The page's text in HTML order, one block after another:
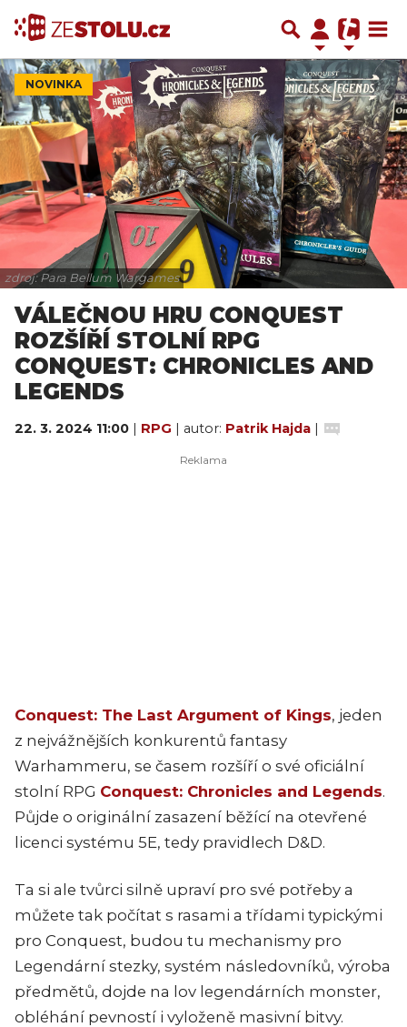
NOVINKA
zdroj: Para Bellum Wargames
VÁLEČNOU HRU CONQUEST
ROZŠÍŘÍ STOLNÍ RPG
CONQUEST: CHRONICLES AND
LEGENDS
22. 3. 2024 11:00 | RPG | autor: Patrik Hajda |
Conquest: The Last Argument of Kings, jeden
z nejvážnějších konkurentů fantasy
Warhammeru, se časem rozšíří o své oficiální
stolní RPG Conquest: Chronicles and Legends.
Půjde o originální zasazení běžící na otevřené
licenci systému 5E, tedy pravidlech D&D.
Ta si ale tvůrci silně upraví pro své potřeby a
můžete tak počítat s rasami a třídami typickými
pro Conquest, budou tu mechanismy pro
Legendární stezky, systém následovníků, výroba
předmětů, dojde na lov legendárních monster,
obléhání pevností i vyloženě masivní bitvy.